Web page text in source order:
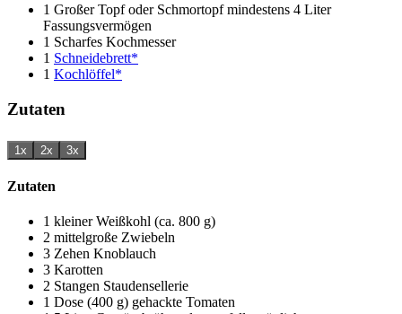
1 Großer Topf oder Schmortopfmindestens 4 Liter
Fassungsvermögen
1 Scharfes Kochmesser
1 Schneidebrett*
1 Kochlöffel*
Zutaten
1x 2x 3x
Zutaten
1 kleiner Weißkohl (ca. 800 g)
2 mittelgroße Zwiebeln
3 Zehen Knoblauch
3 Karotten
2 Stangen Staudensellerie
1 Dose (400 g) gehackte Tomaten